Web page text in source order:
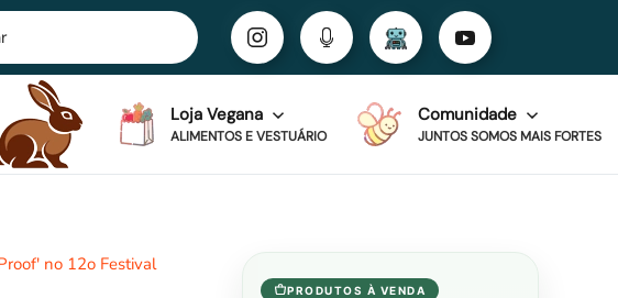
Loja Vegana
ALIMENTOS E VESTUÁRIO
Comunidade
JUNTOS SOMOS MAIS FORTES
no 12o Festival
PRODUTOS À VENDA